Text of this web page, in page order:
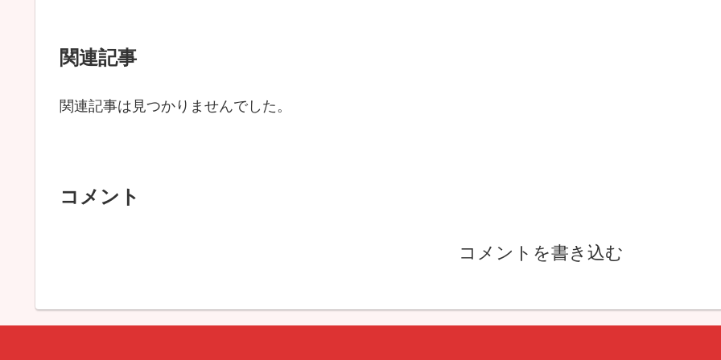
関連記事
関連記事は見つかりませんでした。
コメント
コメントを書き込む